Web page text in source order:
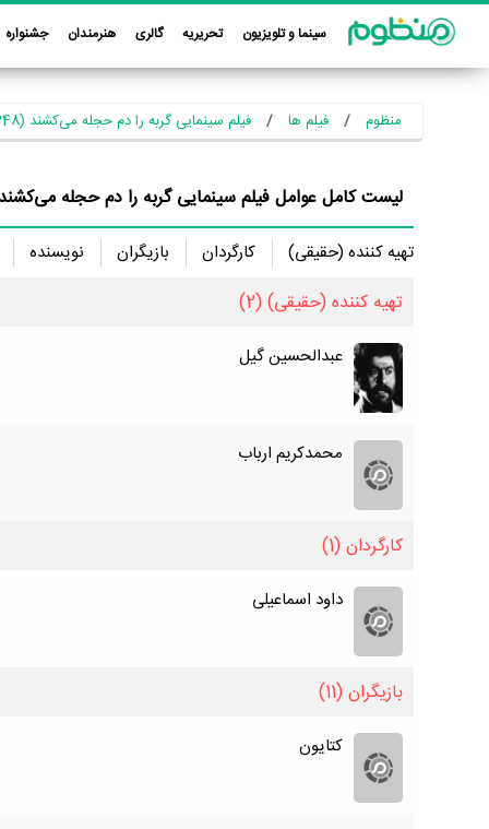
سینما و تلویزیون تحریریه گالری هنرمندان جشنواره
منظوم فیلم ها فیلم سینمایی گربه را دم حجله می‌کشند (1348)
لیست کامل عوامل فیلم سینمایی گربه را دم حجله می‌کشند
تهیه کننده (حقیقی)
کارگردان بازیگران نویسنده
تهیه کننده (حقیقی) (2)
عبدالحسین گیل
محمدکریم ارباب
کارگردان (1)
داود اسماعیلی
بازیگران (11)
کتایون